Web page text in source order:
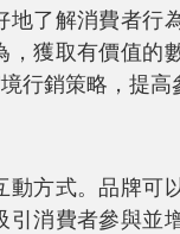
了解消費者行
獲取有價值的
行銷策略，提高
方式。品牌可
消費者參與並